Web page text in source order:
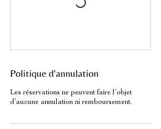
Politique d'annulation
Les réservations ne peuvent faire l’objet
d’aucune annulation ni remboursement.